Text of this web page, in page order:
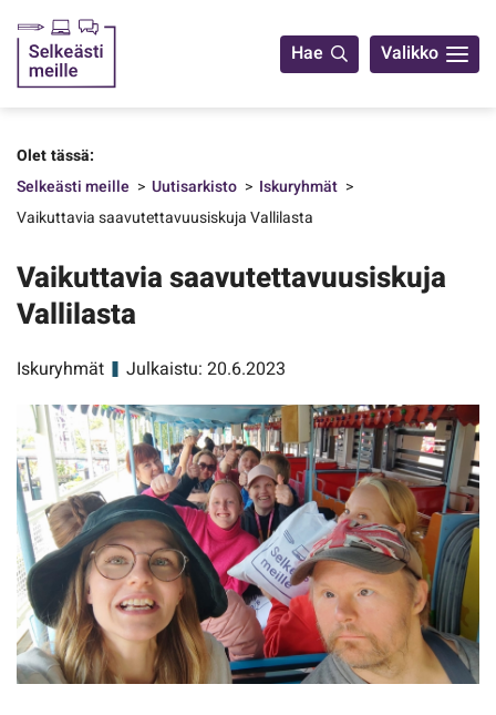
Hae Valikko
Yhteystiedot
Olet tässä:
Selkeästi meille
Uutisarkisto
Iskuryhmät
Vaikuttavia saavutettavuusiskuja Vallilasta
Vaikuttavia saavutettavuusiskuja
Vallilasta
Iskuryhmät Julkaistu: 20.6.2023